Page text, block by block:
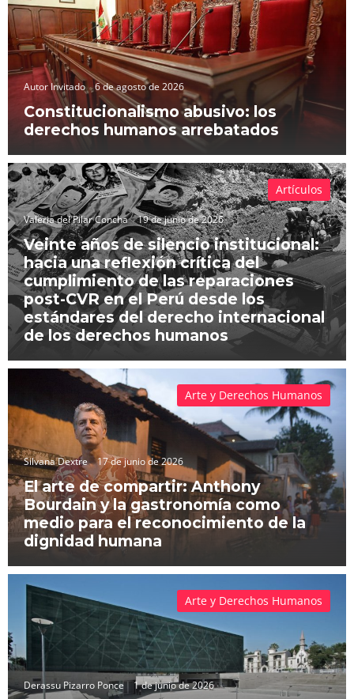
Autor Invitado 6 de agosto de 2026
Constitucionalismo abusivo: los
derechos humanos arrebatados
Valeria del Pilar Concha 19 de junio de 2026
Veinte años de silencio institucional:
hacia una reflexión crítica del
cumplimiento de las reparaciones
post-CVR en el Perú desde los
estándares del derecho internacional
de los derechos humanos
Artículos
Silvana Dextre 17 de junio de 2026
El arte de compartir: Anthony
Bourdain y la gastronomía como
medio para el reconocimiento de la
dignidad humana
Arte y Derechos Humanos
Derassu Pizarro Ponce 1 de junio de 2026
Arte y Derechos Humanos